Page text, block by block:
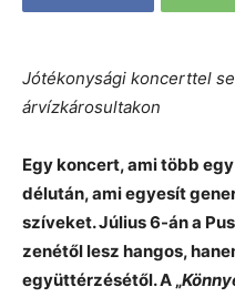
Jótékonysági koncerttel
árvízkárosultakon
Egy koncert, ami több
délután, ami egyesít
szíveket. Július 6-án a
zenétől lesz hangos,
együttérzésétől. A „